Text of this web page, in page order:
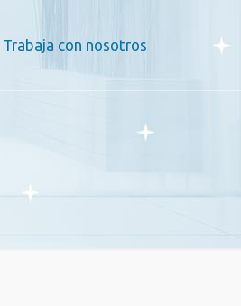
Trabaja con nosotros